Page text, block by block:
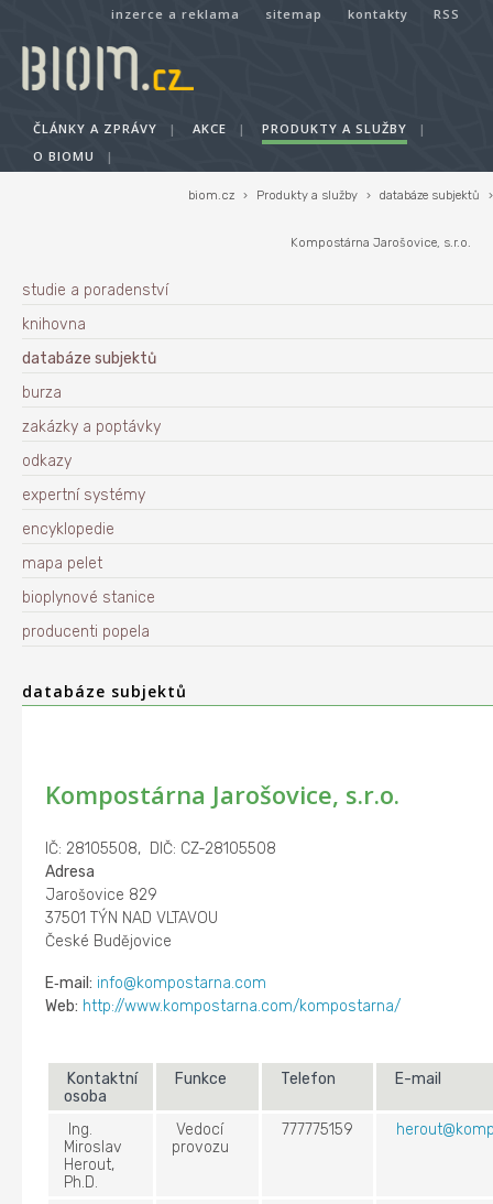
inzerce a reklama sitemap kontakty RSS
ČLÁNKY A ZPRÁVY | AKCE | PRODUKTY A SLUŽBY
|
O BIOMU
|
biom.cz › Produkty a služby › databáze subjektů ›
Kompostárna Jarošovice, s.r.o.
studie a poradenství
knihovna
databáze subjektů
burza
zakázky a poptávky
odkazy
expertní systémy
encyklopedie
mapa pelet
bioplynové stanice
producenti popela
databáze subjektů
Kompostárna Jarošovice, s.r.o.
IČ: 28105508, DIČ: CZ-28105508
Adresa
Jarošovice 829
37501 TÝN NAD VLTAVOU
České Budějovice
E‑mail: info@kompostarna.com
Web: http://www.kompostarna.com/kompostarna/
Kontaktní
osoba
Funkce Telefon E-mail
Ing.
Miroslav
Herout,
Ph.D.
Vedocí
provozu
777775159